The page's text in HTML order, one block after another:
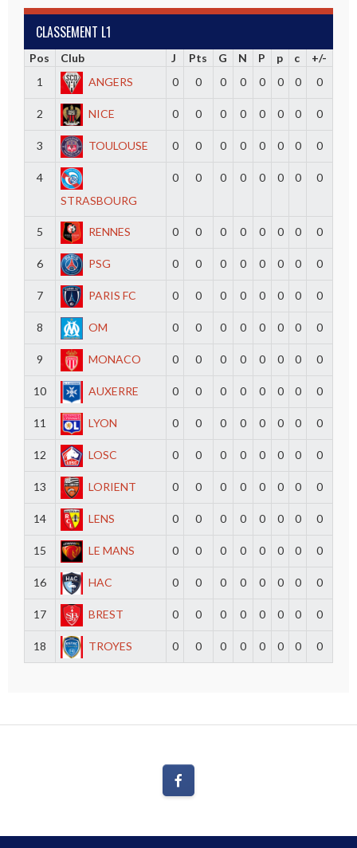
CLASSEMENT L1
Pos Club J Pts G N P p c
+/-
1
ANGERS 0 0 0 0 0 0 0 0
2 NICE 0 0 0 0 0 0 0 0
3 TOULOUSE 0 0 0 0 0 0 0 0
4
STRASBOURG
0 0 0 0 0 0 0 0
5 RENNES 0 0 0 0 0 0 0 0
6 PSG 0 0 0 0 0 0 0 0
7 PARIS FC 0 0 0 0 0 0 0 0
8 OM 0 0 0 0 0 0 0 0
9 MONACO 0 0 0 0 0 0 0 0
10 AUXERRE 0 0 0 0 0 0 0 0
11 LYON 0 0 0 0 0 0 0 0
12 LOSC 0 0 0 0 0 0 0 0
13 LORIENT 0 0 0 0 0 0 0 0
14 LENS 0 0 0 0 0 0 0 0
15 LE MANS 0 0 0 0 0 0 0 0
16 HAC 0 0 0 0 0 0 0 0
17 BREST 0 0 0 0 0 0 0 0
18 TROYES 0 0 0 0 0 0 0 0